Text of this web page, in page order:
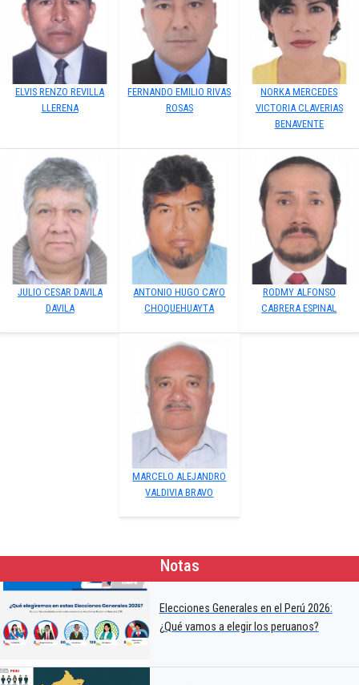
ELVIS RENZO REVILLA
LLERENA
FERNANDO EMILIO RIVAS
ROSAS
NORKA MERCEDES
VICTORIA CLAVERIAS
BENAVENTE
JULIO CESAR DAVILA
DAVILA
ANTONIO HUGO CAYO
CHOQUEHUAYTA
RODMY ALFONSO
CABRERA ESPINAL
MARCELO ALEJANDRO
VALDIVIA BRAVO
Notas
Elecciones Generales en el Perú 2026:
¿Qué vamos a elegir los peruanos?